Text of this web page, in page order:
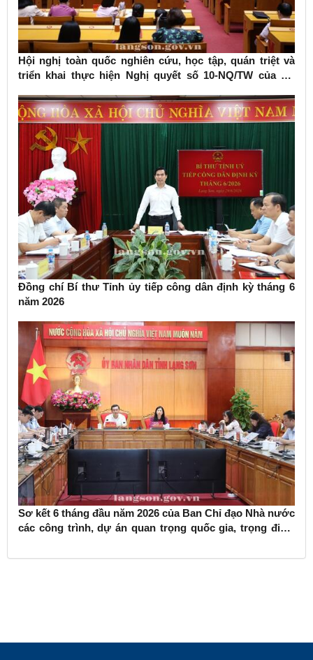
Hội nghị toàn quốc nghiên cứu, học tập, quán triệt và
triển khai thực hiện Nghị quyết số 10-NQ/TW của Bộ
Đồng chí Bí thư Tỉnh ủy tiếp công dân định kỳ tháng 6
năm 2026
Sơ kết 6 tháng đầu năm 2026 của Ban Chỉ đạo Nhà nước
các công trình, dự án quan trọng quốc gia, trọng điểm